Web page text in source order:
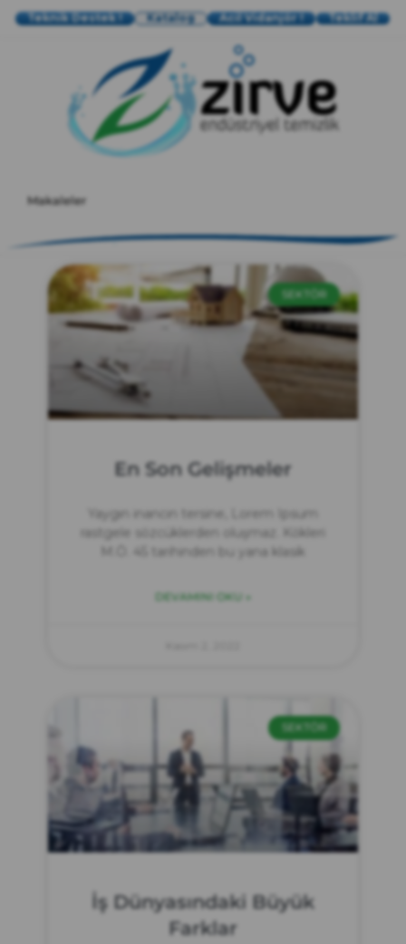
Teknik Destek ! Katalog Acil Vidanjör ! Teklif Al
Makaleler
SEKTÖR
En Son Gelişmeler
Yaygın inancın tersine, Lorem Ipsum
rastgele sözcüklerden oluşmaz. Kökleri
M.Ö. 45 tarihinden bu yana klasik
DEVAMINI OKU »
SEKTÖR
İş Dünyasındaki Büyük
Farklar